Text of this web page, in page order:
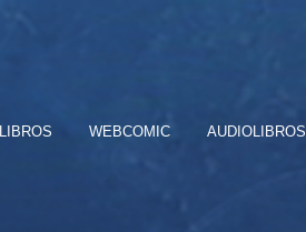
LIBROS WEBCOMIC AUDIOLIBROS